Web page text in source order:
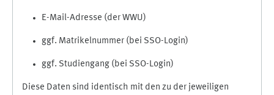
E-Mail-Adresse (der WWU)
ggf. Matrikelnummer (bei SSO-Login)
ggf. Studiengang (bei SSO-Login)
Diese Daten sind identisch mit den zu der jeweiligen